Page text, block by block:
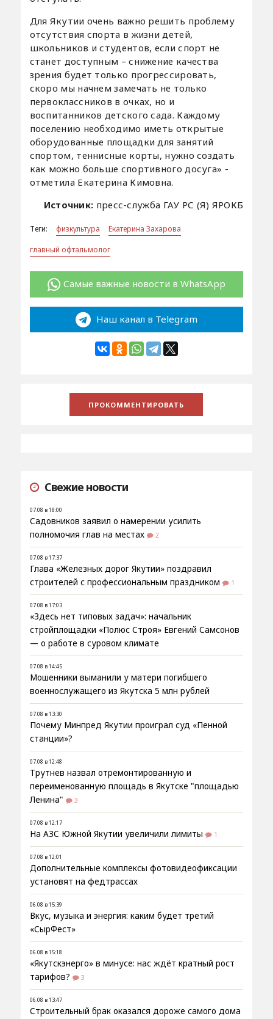
Для Якутии очень важно решить проблему
отсутствия спорта в жизни детей,
школьников и студентов, если спорт не
станет доступным – снижение качества
зрения будет только прогрессировать,
скоро мы начнем замечать не только
первоклассников в очках, но и
воспитанников детского сада. Каждому
поселению необходимо иметь открытые
оборудованные площадки для занятий
спортом, теннисные корты, нужно создать
как можно больше спортивного досуга» -
отметила Екатерина Кимовна.
Источник: пресс-служба ГАУ РС (Я) ЯРОКБ
Теги: физкультура
Екатерина Захарова
главный офтальмолог
Самые важные новости в WhatsApp
Наш канал в Telegram
Свежие новости
07.08 в 18:00
Садовников заявил о намерении усилить
полномочия глав на местах
2
07.08 в 17:37
Глава «Железных дорог Якутии» поздравил
строителей с профессиональным праздником
1
07.08 в 17:03
«Здесь нет типовых задач»: начальник
стройплощадки «Полюс Строя» Евгений Самсонов
— о работе в суровом климате
07.08 в 14:45
Мошенники выманили у матери погибшего
военнослужащего из Якутска 5 млн рублей
07.08 в 13:30
Почему Минпред Якутии проиграл суд «Пенной
станции»?
07.08 в 12:48
Трутнев назвал отремонтированную и
переименованную площадь в Якутске "площадью
Ленина"
3
07.08 в 12:17
На АЗС Южной Якутии увеличили лимиты 1
07.08 в 12:01
Дополнительные комплексы фотовидеофиксации
установят на федтрассах
06.08 в 15:39
Вкус, музыка и энергия: каким будет третий
«СырФест»
06.08 в 15:18
«Якутскэнерго» в минусе: нас ждёт кратный рост
тарифов?
3
06.08 в 13:47
Строительный брак оказался дороже самого дома